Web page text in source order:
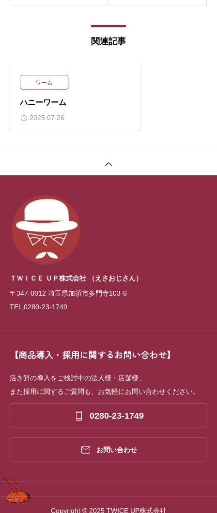
関連記事
ワーム
ハニーワーム
2025.07.26
ＴＷＩＣＥ ＵＰ株式会社
（えさおじさん）
〒347-0012 埼玉県加須市多門寺103-6
TEL 0280-23-1749
【商品導入・採用に関するお問い合わせ】
活き餌の導入をご検討中の法人様・店舗様、
また採用に関するご質問も、お気軽にお問い合わせください。
 0280-23-1749
 お問い合わせ
Copyright © 2025 TWICE UP株式会社